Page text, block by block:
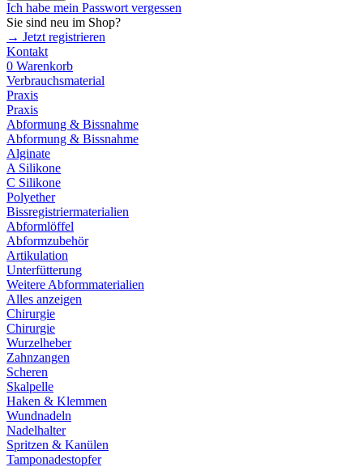
Ich habe mein Passwort vergessen
Sie sind neu im Shop?
→ Jetzt registrieren
Kontakt
0 Warenkorb
Verbrauchsmaterial
Praxis
Praxis
Abformung & Bissnahme
Abformung & Bissnahme
Alginate
A Silikone
C Silikone
Polyether
Bissregistriermaterialien
Abformlöffel
Abformzubehör
Artikulation
Unterfütterung
Weitere Abformmaterialien
Alles anzeigen
Chirurgie
Chirurgie
Wurzelheber
Zahnzangen
Scheren
Skalpelle
Haken & Klemmen
Wundnadeln
Nadelhalter
Spritzen & Kanülen
Tamponadestopfer